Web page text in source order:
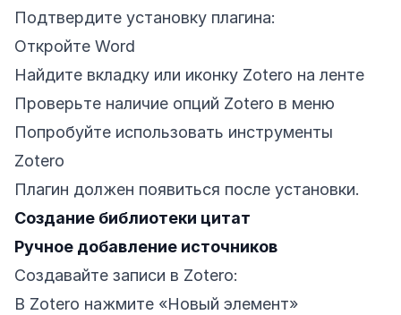
Подтвердите установку плагина:
Откройте Word
Найдите вкладку или иконку Zotero на ленте
Проверьте наличие опций Zotero в меню
Попробуйте использовать инструменты
Zotero
Плагин должен появиться после установки.
Создание библиотеки цитат
Ручное добавление источников
Создавайте записи в Zotero:
В Zotero нажмите «Новый элемент»